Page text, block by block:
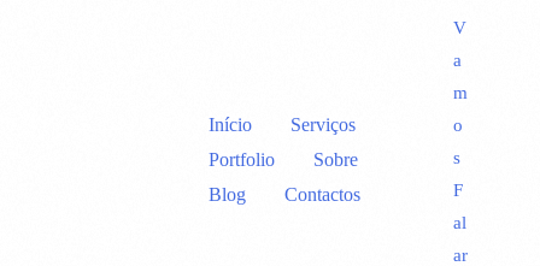
Início
Serviços
Portfolio
Sobre
Blog
Contactos
V
a
m
o
s
F
al
ar